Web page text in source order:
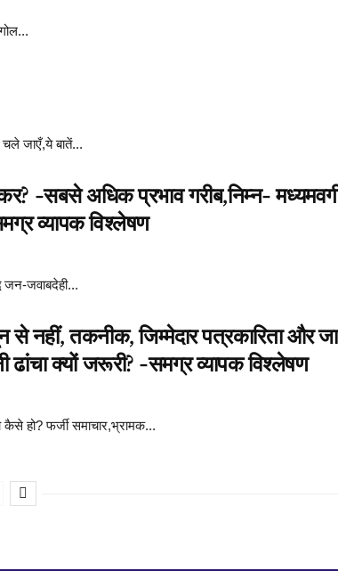
जाएँ,ये बातें...
-सबसे अधिक प्रभाव गरीब,निम्न-
व्यापक विश्लेषण
जन-जवाबदेही...
नहीं, तकनीक, जिम्मेदार पत्रकारिता और
क्यों जरूरी? -समग्र व्यापक विश्लेषण
कैसे हो? फर्जी समाचार,भ्रामक...